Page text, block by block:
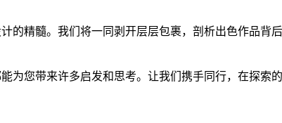
的精髓。我们将一同剥开层层包裹，剖析出色作品
您带来许多启发和思考。让我们携手同行，在探索的